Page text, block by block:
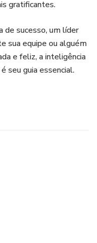
gratificantes.
de sucesso, um líder
sua equipe ou alguém
e feliz, a inteligência
seu guia essencial.